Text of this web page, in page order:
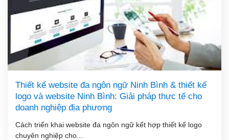
Thiết kế website đa ngôn ngữ Ninh Bình & thiết kế
logo và website Ninh Bình: Giải pháp thực tế cho
doanh nghiệp địa phương
Cách triển khai website đa ngôn ngữ kết hợp thiết kế logo
chuyên nghiệp cho...